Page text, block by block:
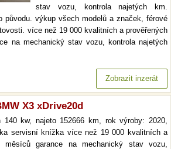
stav vozu, kontrola najetých km.
původu. výkup všech modelů a značek, férové
více než 19 000 kvalitních a prověřených
na mechanický stav vozu, kontrola najetých
Zobrazit inzerát
X3 xDrive20d
kw, najeto 152666 km, rok výroby: 2020,
servisní knížka více než 19 000 kvalitních a
garance na mechanický stav vozu,